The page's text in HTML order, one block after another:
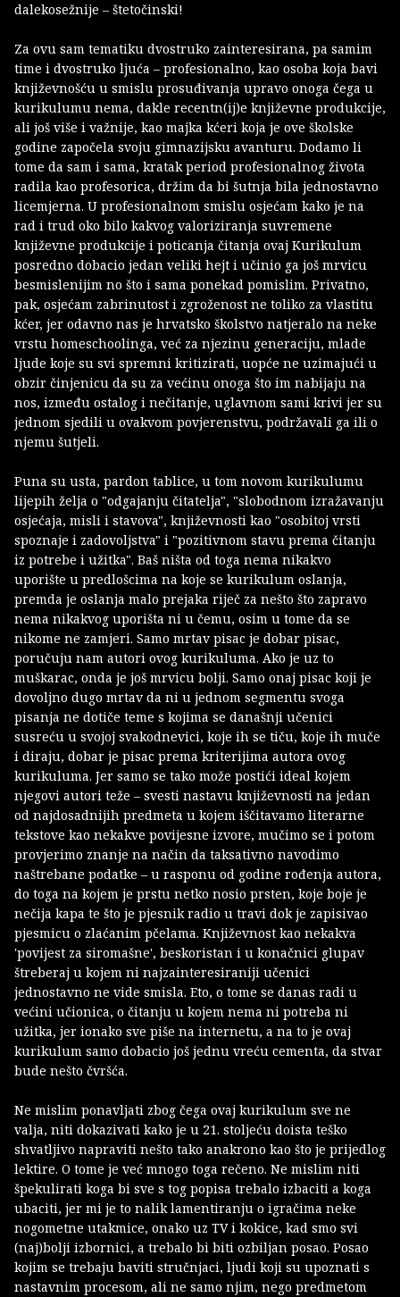
dalekosežnije – štetočinski!
Za ovu sam tematiku dvostruko zainteresirana, pa samim
time i dvostruko ljuća – profesionalno, kao osoba koja bavi
književnošću u smislu prosuđivanja upravo onoga čega u
kurikulumu nema, dakle recentn(ij)e književne produkcije,
ali još više i važnije, kao majka kćeri koja je ove školske
godine započela svoju gimnazijsku avanturu. Dodamo li
tome da sam i sama, kratak period profesionalnog života
radila kao profesorica, držim da bi šutnja bila jednostavno
licemjerna. U profesionalnom smislu osjećam kako je na
rad i trud oko bilo kakvog valoriziranja suvremene
književne produkcije i poticanja čitanja ovaj Kurikulum
posredno dobacio jedan veliki hejt i učinio ga još mrvicu
besmislenijim no što i sama ponekad pomislim. Privatno,
pak, osjećam zabrinutost i zgroženost ne toliko za vlastitu
kćer, jer odavno nas je hrvatsko školstvo natjeralo na neke
vrstu homeschoolinga, već za njezinu generaciju, mlade
ljude koje su svi spremni kritizirati, uopće ne uzimajući u
obzir činjenicu da su za većinu onoga što im nabijaju na
nos, između ostalog i nečitanje, uglavnom sami krivi jer su
jednom sjedili u ovakvom povjerenstvu, podržavali ga ili o
njemu šutjeli.
Puna su usta, pardon tablice, u tom novom kurikulumu
lijepih želja o "odgajanju čitatelja", "slobodnom izražavanju
osjećaja, misli i stavova", književnosti kao "osobitoj vrsti
spoznaje i zadovoljstva" i "pozitivnom stavu prema čitanju
iz potrebe i užitka". Baš ništa od toga nema nikakvo
uporište u predlošcima na koje se kurikulum oslanja,
premda je oslanja malo prejaka riječ za nešto što zapravo
nema nikakvog uporišta ni u čemu, osim u tome da se
nikome ne zamjeri. Samo mrtav pisac je dobar pisac,
poručuju nam autori ovog kurikuluma. Ako je uz to
muškarac, onda je još mrvicu bolji. Samo onaj pisac koji je
dovoljno dugo mrtav da ni u jednom segmentu svoga
pisanja ne dotiče teme s kojima se današnji učenici
susreću u svojoj svakodnevici, koje ih se tiču, koje ih muče
i diraju, dobar je pisac prema kriterijima autora ovog
kurikuluma. Jer samo se tako može postići ideal kojem
njegovi autori teže – svesti nastavu književnosti na jedan
od najdosadnijih predmeta u kojem iščitavamo literarne
tekstove kao nekakve povijesne izvore, mučimo se i potom
provjerimo znanje na način da taksativno navodimo
naštrebane podatke – u rasponu od godine rođenja autora,
do toga na kojem je prstu netko nosio prsten, koje boje je
nečija kapa te što je pjesnik radio u travi dok je zapisivao
pjesmicu o zlaćanim pčelama. Književnost kao nekakva
'povijest za siromašne', beskoristan i u konačnici glupav
štreberaj u kojem ni najzainteresiraniji učenici
jednostavno ne vide smisla. Eto, o tome se danas radi u
većini učionica, o čitanju u kojem nema ni potreba ni
užitka, jer ionako sve piše na internetu, a na to je ovaj
kurikulum samo dobacio još jednu vreću cementa, da stvar
bude nešto čvršća.
Ne mislim ponavljati zbog čega ovaj kurikulum sve ne
valja, niti dokazivati kako je u 21. stoljeću doista teško
shvatljivo napraviti nešto tako anakrono kao što je prijedlog
lektire. O tome je već mnogo toga rečeno. Ne mislim niti
špekulirati koga bi sve s tog popisa trebalo izbaciti a koga
ubaciti, jer mi je to nalik lamentiranju o igračima neke
nogometne utakmice, onako uz TV i kokice, kad smo svi
(naj)bolji izbornici, a trebalo bi biti ozbiljan posao. Posao
kojim se trebaju baviti stručnjaci, ljudi koji su upoznati s
nastavnim procesom, ali ne samo njim, nego predmetom